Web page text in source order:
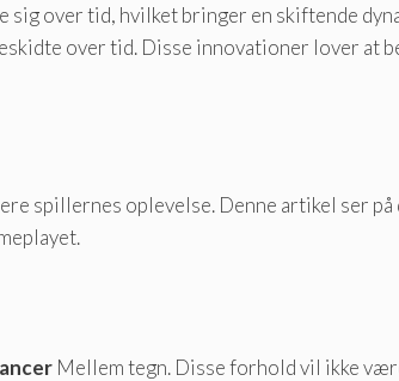
over tid, hvilket bringer en skiftende
over tid. Disse innovationer lover at
spillernes oplevelse. Denne artikel ser
Mellem tegn. Disse forhold vil ikke